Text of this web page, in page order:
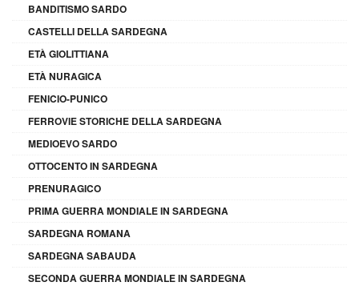
BANDITISMO SARDO
CASTELLI DELLA SARDEGNA
ETÀ GIOLITTIANA
ETÀ NURAGICA
FENICIO-PUNICO
FERROVIE STORICHE DELLA SARDEGNA
MEDIOEVO SARDO
OTTOCENTO IN SARDEGNA
PRENURAGICO
PRIMA GUERRA MONDIALE IN SARDEGNA
SARDEGNA ROMANA
SARDEGNA SABAUDA
SECONDA GUERRA MONDIALE IN SARDEGNA